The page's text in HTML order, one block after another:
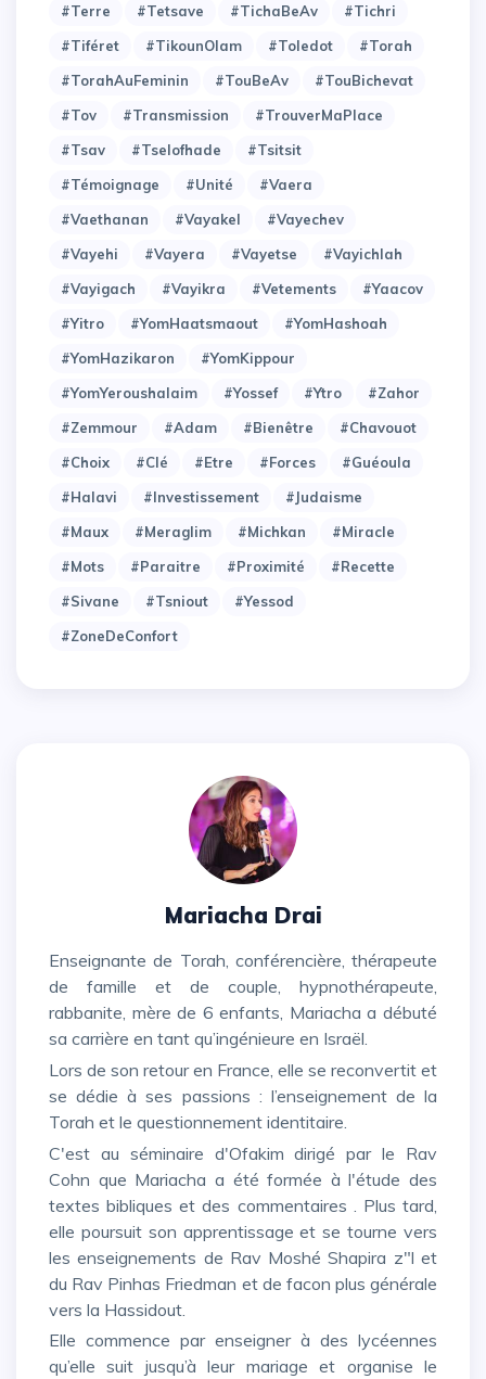
#Terre
#Tetsave #TichaBeAv
#Tichri
#Tiféret
#TikounOlam #Toledot
#Torah
#TorahAuFeminin
#TouBeAv
#TouBichevat
#Tov
#Transmission
#TrouverMaPlace
#Tsav
#Tselofhade
#Tsitsit
#Témoignage
#Unité
#Vaera
#Vaethanan
#Vayakel
#Vayechev
#Vayehi
#Vayera #Vayetse
#Vayichlah
#Vayigach
#Vayikra #Vetements
#Yaacov
#Yitro
#YomHaatsmaout
#YomHashoah
#YomHazikaron
#YomKippour
#YomYeroushalaim
#Yossef #Ytro
#Zahor
#Zemmour
#adam #bienêtre
#chavouot
#choix
#clé #etre #forces
#guéoula
#halavi
#investissement
#judaisme
#maux
#meraglim #michkan
#miracle
#mots
#paraitre #proximité
#recette
#sivane
#tsniout
#yessod
#zoneDeConfort
Mariacha Drai
Enseignante de Torah, conférencière, thérapeute
de famille et de couple, hypnothérapeute,
rabbanite, mère de 6 enfants, Mariacha a débuté
sa carrière en tant qu’ingénieure en Israël.
Lors de son retour en France, elle se reconvertit et
se dédie à ses passions : l’enseignement de la
Torah et le questionnement identitaire.
C'est au séminaire d'Ofakim dirigé par le Rav
Cohn que Mariacha a été formée à l'étude des
textes bibliques et des commentaires . Plus tard,
elle poursuit son apprentissage et se tourne vers
les enseignements de Rav Moshé Shapira z"l et
du Rav Pinhas Friedman et de facon plus générale
vers la Hassidout.
Elle commence par enseigner à des lycéennes
qu’elle suit jusqu’à leur mariage et organise le